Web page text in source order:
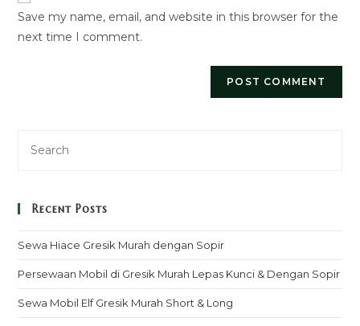
(optional)
Save my name, email, and website in this browser for the
next time I comment.
Recent Posts
Sewa Hiace Gresik Murah dengan Sopir
Persewaan Mobil di Gresik Murah Lepas Kunci & Dengan Sopir
Sewa Mobil Elf Gresik Murah Short & Long